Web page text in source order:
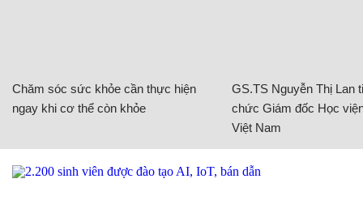
Chăm sóc sức khỏe cần thực hiện
ngay khi cơ thể còn khỏe
GS.TS Nguyễn Thị Lan
chức Giám đốc Học
Việt Nam